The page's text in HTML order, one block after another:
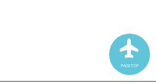
PAGETOP